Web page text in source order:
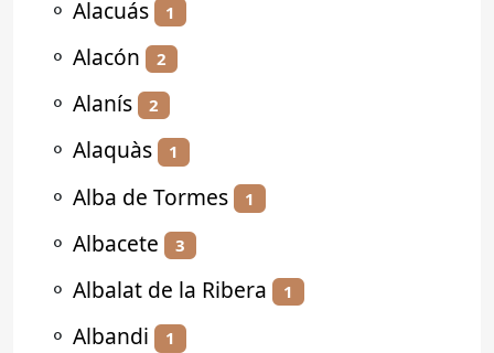
⚬ Alacuás 1
⚬ Alacón 2
⚬ Alanís 2
⚬ Alaquàs 1
⚬ Alba de Tormes 1
⚬ Albacete 3
⚬ Albalat de la Ribera 1
⚬ Albandi 1